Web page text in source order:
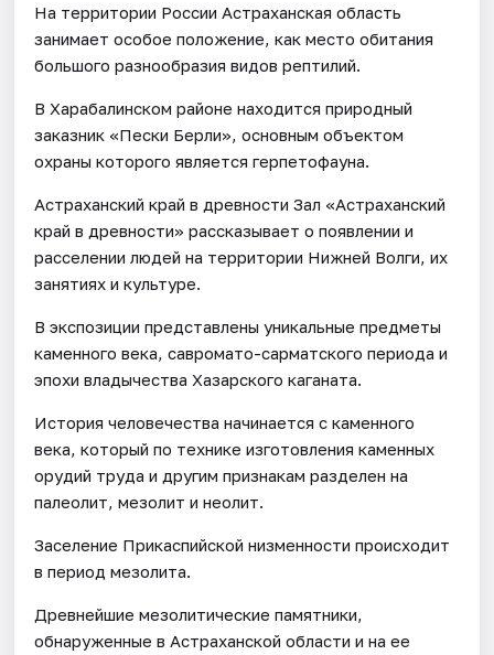
На территории России Астраханская область
занимает особое положение, как место обитания
большого разнообразия видов рептилий.
В Харабалинском районе находится природный
заказник «Пески Берли», основным объектом
охраны которого является герпетофауна.
Астраханский край в древности Зал «Астраханский
край в древности» рассказывает о появлении и
расселении людей на территории Нижней Волги, их
занятиях и культуре.
В экспозиции представлены уникальные предметы
каменного века, савромато-сарматского периода и
эпохи владычества Хазарского каганата.
История человечества начинается с каменного
века, который по технике изготовления каменных
орудий труда и другим признакам разделен на
палеолит, мезолит и неолит.
Заселение Прикаспийской низменности происходит
в период мезолита.
Древнейшие мезолитические памятники,
обнаруженные в Астраханской области и на ее